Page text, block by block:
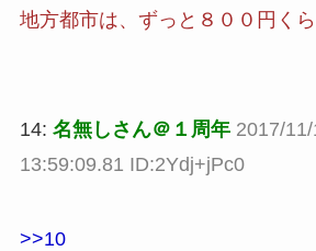
地方都市は、ずっと８００円く
14: 名無しさん＠１周年 2017/
13:59:09.81 ID:2Ydj+jPc0
>>10